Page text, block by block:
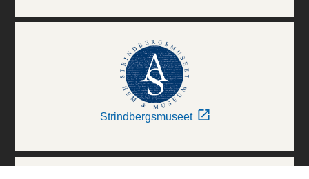
Strindbergsmuseet